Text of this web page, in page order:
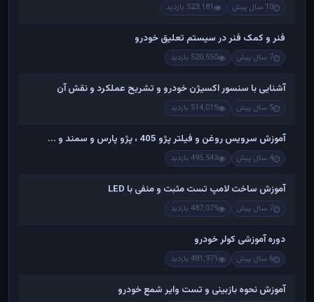
10 سال پیش 523,181 بازدید
فنر و کمک فنر در سیستم تعلیق خودرو
7 سال پیش 520,550 بازدید
آشنایی با سنسور اکسیژن خودرو و تشریح عملکرد و نقش آن
5 سال پیش 514,019 بازدید
آموزش سرویس روغن و فیلتر پژو 405 ، پژو پارس و سمند و ...
4 سال پیش 495,543 بازدید
آموزش ساخت لامپ تست مثبت و منفی با LED
7 سال پیش 487,079 بازدید
دوره آموزشی کولر خودرو
6 سال پیش 481,971 بازدید
آموزش نحوه بازبینی و تست وایر شمع خودرو